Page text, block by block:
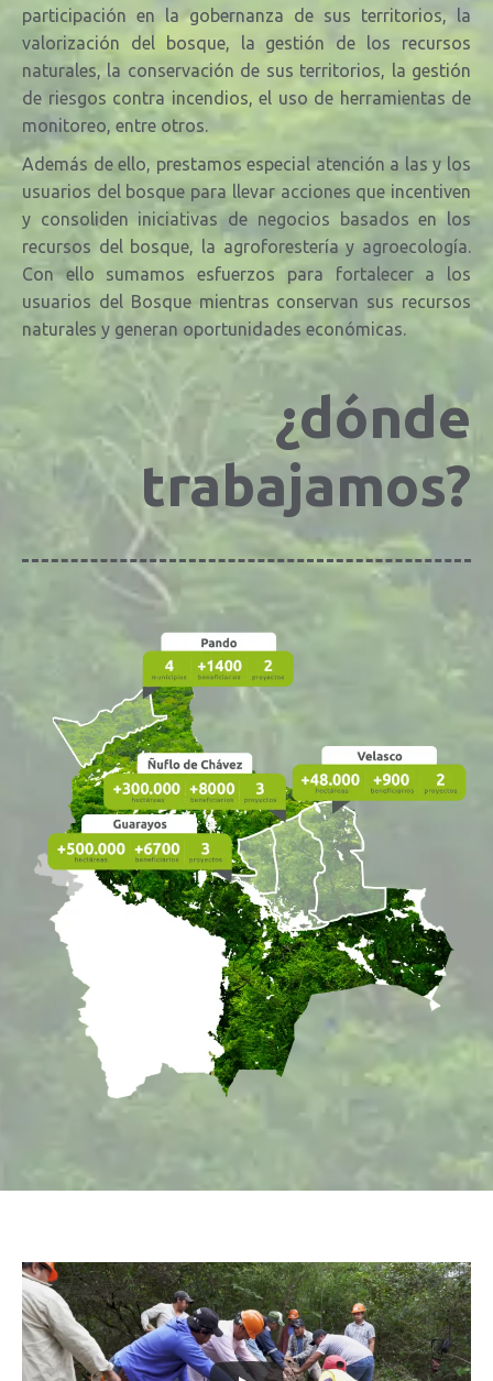
participación en la gobernanza de sus territorios, la
valorización del bosque, la gestión de los recursos
naturales, la conservación de sus territorios, la gestión
de riesgos contra incendios, el uso de herramientas de
monitoreo, entre otros.
Además de ello, prestamos especial atención a las y los
usuarios del bosque para llevar acciones que incentiven
y consoliden iniciativas de negocios basados en los
recursos del bosque, la agroforestería y agroecología.
Con ello sumamos esfuerzos para fortalecer a los
usuarios del Bosque mientras conservan sus recursos
naturales y generan oportunidades económicas.
¿dónde
trabajamos?